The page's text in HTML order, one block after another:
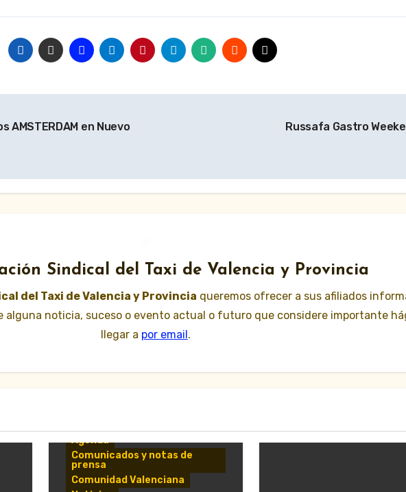
AMSTERDAM en Nuevo
Russafa Gastro
Sindical del Taxi de Valencia y Provincia
del Taxi de Valencia y Provincia queremos ofrecer a sus afiliados
alguna noticia, suceso o evento actual o futuro que considere importante
llegar a por email.
Agenda
Comunicados y notas de
prensa
Comunidad Valenciana